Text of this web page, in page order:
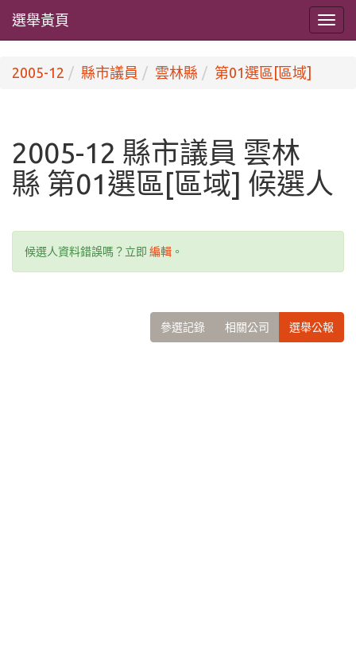
選舉黃頁
2005-12 縣市議員 雲林縣 第01選區[區域]
2005-12 縣市議員 雲林
縣 第01選區[區域] 候選人
候選人資料錯誤嗎？立即 編輯 。
參選記錄 相關公司 選舉公報